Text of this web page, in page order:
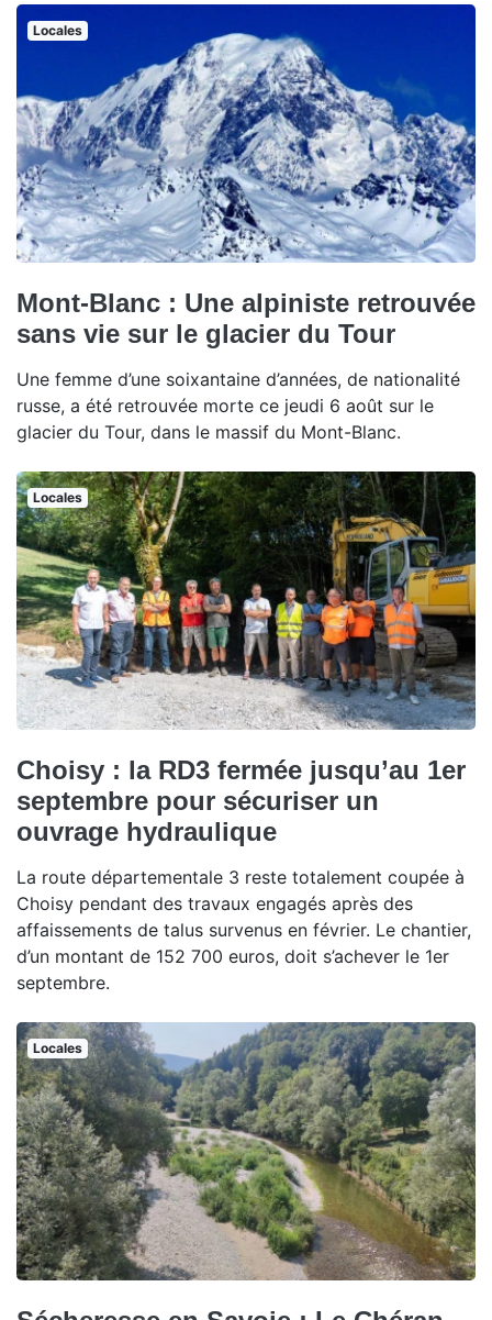
Locales
Mont-Blanc : Une alpiniste retrouvée
sans vie sur le glacier du Tour
Une femme d’une soixantaine d’années, de nationalité
russe, a été retrouvée morte ce jeudi 6 août sur le
glacier du Tour, dans le massif du Mont-Blanc.
Locales
Choisy : la RD3 fermée jusqu’au 1er
septembre pour sécuriser un
ouvrage hydraulique
La route départementale 3 reste totalement coupée à
Choisy pendant des travaux engagés après des
affaissements de talus survenus en février. Le chantier,
d’un montant de 152 700 euros, doit s’achever le 1er
septembre.
Locales